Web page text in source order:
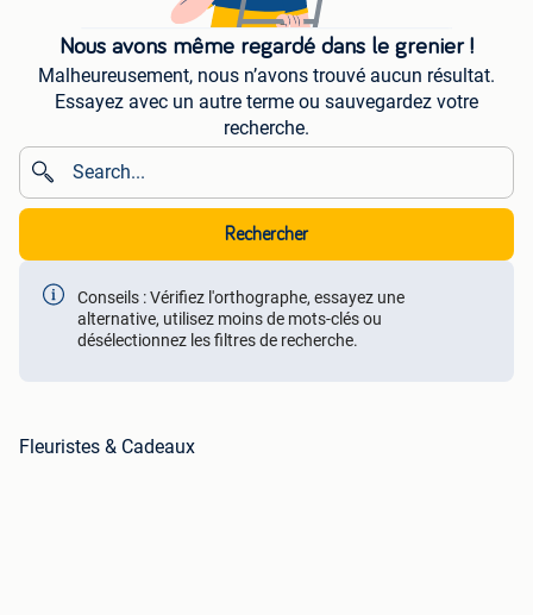
Nous avons même regardé dans le grenier !
Malheureusement, nous n’avons trouvé aucun résultat.
Essayez avec un autre terme ou sauvegardez votre
recherche.
Rechercher
Conseils : Vérifiez l'orthographe, essayez une
alternative, utilisez moins de mots-clés ou
désélectionnez les filtres de recherche.
Fleuristes & Cadeaux